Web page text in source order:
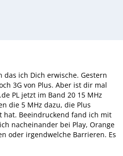
das ich Dich erwische. Gestern
3G von Plus. Aber ist dir mal
PL jetzt im Band 20 15 MHz
die 5 MHz dazu, die Plus
hat. Beeindruckend fand ich mit
nacheinander bei Play, Orange
oder irgendwelche Barrieren. Es